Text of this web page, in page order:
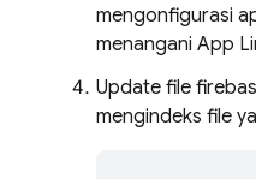
mengonfigurasi
menangani App
Update file
mengindeks file